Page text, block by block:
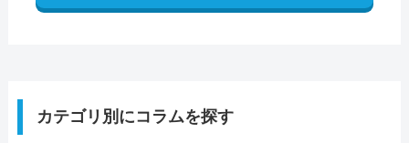
カテゴリ別にコラムを探す